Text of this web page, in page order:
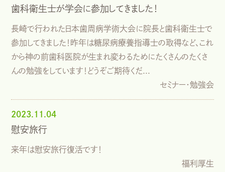
歯科衛生士が学会に参加してきました！
長崎で行われた日本歯周病学術大会に院長と歯科衛生士で
参加してきました！昨年は糖尿病療養指導士の取得など、これ
から神の前歯科医院が生まれ変わるためにたくさんのたくさ
んの勉強をしています！どうぞご期待くだ...
セミナー・勉強会
2023.11.04
慰安旅行
来年は慰安旅行復活です！
福利厚生